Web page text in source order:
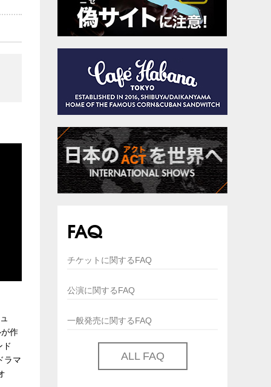
作
ド
ラマ
FAQ
チケットに関するFAQ
公演に関するFAQ
一般発売に関するFAQ
ALL FAQ